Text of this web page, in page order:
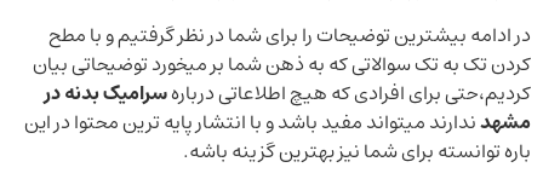
در ادامه بیشترین توضیحات را برای شما در نظر گرفتیم و با مطح
کردن تک به تک سوالاتی که به ذهن شما بر میخورد توضیحاتی بیان
کردیم،حتی برای افرادی که هیچ اطلاعاتی دربارهسرامیک بدنه در
مشهدندارند میتواند مفید باشد و با انتشار پایه ترین محتوا در این
باره توانسته برای شما نیز بهترین گزینه باشه.